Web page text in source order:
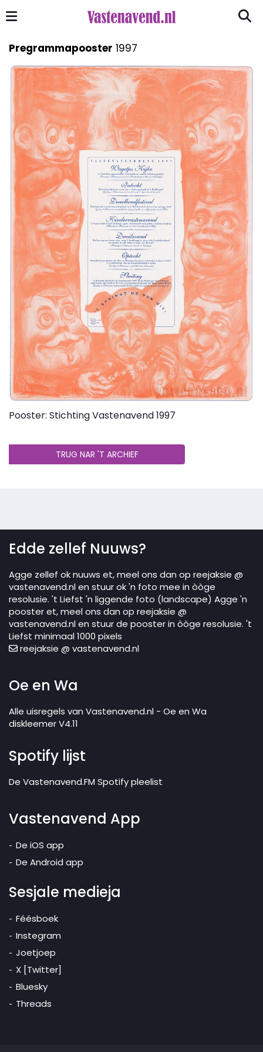
Pregrammapooster 1997
Pooster: Stichting Vastenavend 1997
TRUG NAR 'T ARCHIEF
Edde zellef Nuuws?
Agge zellef ok nuuws et, meel ons dan op reejaksie @
vastenavend.nl en stuur ok 'n foto mee in òòge
resolusie. 't Liefst 'n liggende foto (landscape) Agge 'n
pooster et, meel ons dan op reejaksie @
vastenavend.nl en stuur de pooster in òòge resolusie. 't
Liefst minimaal 1000 pixels
reejaksie @ vastenavend.nl
Oe en Wa
Alle uisregels van Vastenavend.nl - Oe en Wa
diskleemer V4.11
Spotify lijst
De Vastenavend.FM Spotify pleelist
Vastenavend App
De iOS app
De Android app
Sesjale medieja
Féésboek
Instegram
Joetjoep
X [Twitter]
Bluesky
Threads